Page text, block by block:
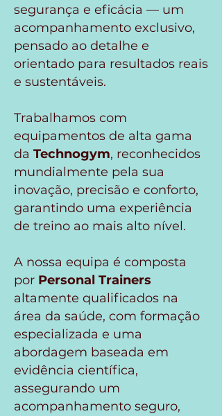
segurança e eficácia — um
acompanhamento exclusivo,
pensado ao detalhe e
orientado para resultados reais
e sustentáveis.
Trabalhamos com
equipamentos de alta gama
da Technogym, reconhecidos
mundialmente pela sua
inovação, precisão e conforto,
garantindo uma experiência
de treino ao mais alto nível.
A nossa equipa é composta
por Personal Trainers
altamente qualificados na
área da saúde, com formação
especializada e uma
abordagem baseada em
evidência científica,
assegurando um
acompanhamento seguro,